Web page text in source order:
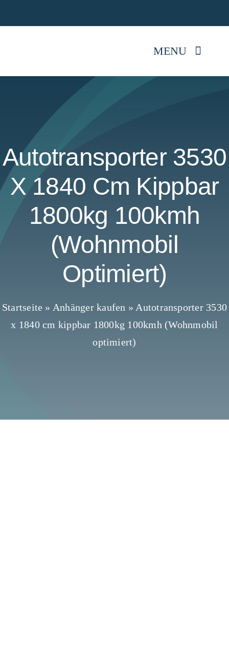
MENU
Mietpark
Reparatur
Anhängerwissen
Autotransporter 3530
X 1840 Cm Kippbar
1800kg 100kmh
(Wohnmobil
Optimiert)
Startseite » Anhänger kaufen » Autotransporter 3530
x 1840 cm kippbar 1800kg 100kmh (Wohnmobil
optimiert)